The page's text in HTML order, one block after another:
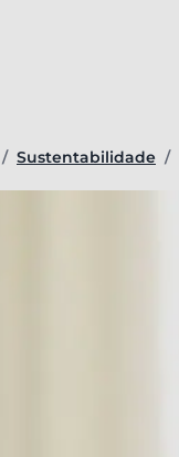
/ Sustentabilidade /